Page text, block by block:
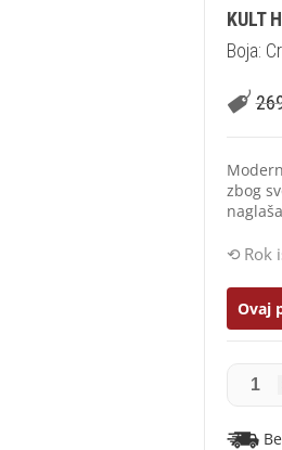
KULT
Boja:
zbog
Rok
Ovaj